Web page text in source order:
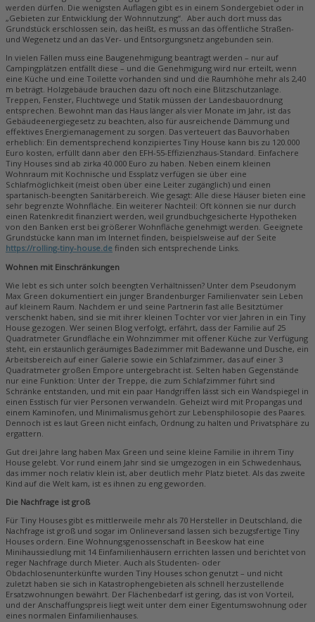
werden dürfen. Die wenigsten Auflagen gibt es in einem Sondergebiet oder in
„Gebieten zur Entwicklung der Wohnnutzung“. Aber auch dort muss das
Grundstück erschlossen sein, das heißt, es muss an das öffentliche Straßen-
und Wegenetz und an das Ver- und Entsorgungsnetz angebunden sein.
In vielen Fällen muss eine Baugenehmigung beantragt werden – nur auf
Campingplätzen entfällt diese – und die Genehmigung wird nur erteilt, wenn
eine Küche und eine Toilette vorhanden sind und die Raumhöhe mehr als 2,40
m beträgt. Holzgebäude brauchen dazu oft noch eine Blitzschutzanlage.
Treppen, Fenster, Fluchtwege und Statik müssen der Landesbauordnung
entsprechen. Bewohnt man das Haus länger als vier Monate im Jahr, ist das
Gebäudeenergiegesetz zu beachten, also für ausreichende Dämmung und
effektives Energiemanagement zu sorgen. Das verteuert das Bauvorhaben
erheblich: Ein dementsprechend konzipiertes Tiny House kann bis zu 120.000
Euro kosten, erfüllt dann aber den EFH-55-Effizienzhaus-Standard. Einfachere
Tiny Houses sind ab zirka 40.000 Euro zu haben. Neben einem kleinen
Wohnraum mit Kochnische und Essplatz verfügen sie über eine
Schlafmöglichkeit (meist oben über eine Leiter zugänglich) und einen
spartanisch-beengten Sanitärbereich. Wie gesagt: Alle diese Häuser bieten eine
sehr begrenzte Wohnfläche. Ein weiterer Nachteil: Oft können sie nur durch
einen Ratenkredit finanziert werden, weil grundbuchgesicherte Hypotheken
von den Banken erst bei größerer Wohnfläche genehmigt werden. Geeignete
Grundstücke kann man im Internet finden, beispielsweise auf der Seite
https://rolling-tiny-house.de finden sich entsprechende Links.
Wohnen mit Einschränkungen
Wie lebt es sich unter solch beengten Verhältnissen? Unter dem Pseudonym
Max Green dokumentiert ein junger Brandenburger Familienvater sein Leben
auf kleinem Raum. Nachdem er und seine Partnerin fast alle Besitztümer
verschenkt haben, sind sie mit ihrer kleinen Tochter vor vier Jahren in ein Tiny
House gezogen. Wer seinen Blog verfolgt, erfährt, dass der Familie auf 25
Quadratmeter Grundfläche ein Wohnzimmer mit offener Küche zur Verfügung
steht, ein erstaunlich geräumiges Badezimmer mit Badewanne und Dusche, ein
Arbeitsbereich auf einer Galerie sowie ein Schlafzimmer, das auf einer 3
Quadratmeter großen Empore untergebracht ist. Selten haben Gegenstände
nur eine Funktion: Unter der Treppe, die zum Schlafzimmer führt sind
Schränke entstanden, und mit ein paar Handgriffen lässt sich ein Wandspiegel in
einen Esstisch für vier Personen verwandeln. Geheizt wird mit Propangas und
einem Kaminofen, und Minimalismus gehört zur Lebensphilosopie des Paares.
Dennoch ist es laut Green nicht einfach, Ordnung zu halten und Privatsphäre zu
ergattern.
Gut drei Jahre lang haben Max Green und seine kleine Familie in ihrem Tiny
House gelebt. Vor rund einem Jahr sind sie umgezogen in ein Schwedenhaus,
das immer noch relativ klein ist, aber deutlich mehr Platz bietet. Als das zweite
Kind auf die Welt kam, ist es ihnen zu eng geworden.
Die Nachfrage ist groß
Für Tiny Houses gibt es mittlerweile mehr als 70 Hersteller in Deutschland, die
Nachfrage ist groß und sogar im Onlineversand lassen sich bezugsfertige Tiny
Houses ordern. Eine Wohnungsgenossenschaft in Beeskow hat eine
Minihaussiedlung mit 14 Einfamilienhäusern errichten lassen und berichtet von
reger Nachfrage durch Mieter. Auch als Studenten- oder
Obdachlosenunterkünfte wurden Tiny Houses schon genutzt – und nicht
zuletzt haben sie sich in Katastrophengebieten als schnell herzustellende
Ersatzwohnungen bewährt. Der Flächenbedarf ist gering, das ist von Vorteil,
und der Anschaffungspreis liegt weit unter dem einer Eigentumswohnung oder
eines normalen Einfamilienhauses.